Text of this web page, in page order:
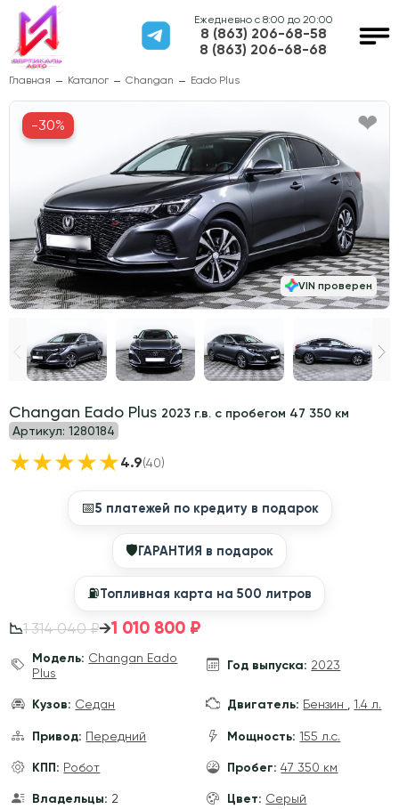
Ежедневно с 8:00 до 20:00
8 (863) 206-68-58
8 (863) 206-68-68
Главная Каталог Changan Eado Plus
Changan Eado Plus 2023 г.в. с пробегом 47 350 км
Артикул: 1280184
★★★★★4.9(40)
📅5 платежей по кредиту в подарок
🛡ГАРАНТИЯ в подарок
⛽️Топливная карта на 500 литров
📉1 314 040 ₽→1 010 800 ₽
Модель: Changan Eado
Plus
Год выпуска: 2023
Кузов: Седан Двигатель: Бензин ,1.4 л.
Привод: Передний Мощность: 155 л.с.
КПП: Робот Пробег: 47 350 км
Владельцы: 2 Цвет: Серый
VIN проверен
-30%